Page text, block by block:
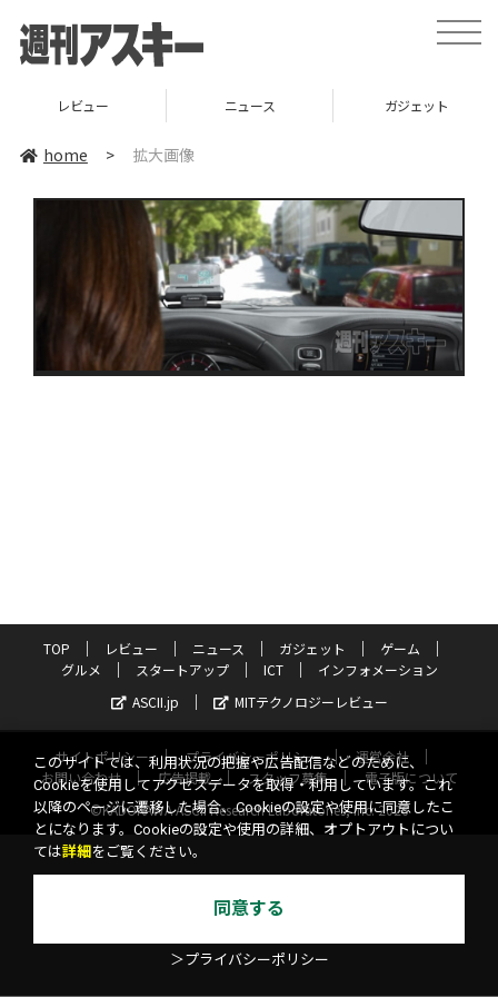
toggle
レビュー ニュース ガジェット
home > 拡大画像
TOP レビュー ニュース ガジェット
ゲーム
グルメ
スタートアップ ICT
インフォメーション
ASCII.jp
MITテクノロジーレビュー
サイトポリシー プライバシーポリシー
運営会社
お問い合わせ
広告掲載 スタッフ募集
電子版について
©KADOKAWA ASCII Research Laboratories, Inc. 2026
このサイトでは、利用状況の把握や広告配信などのために、
Cookieを使用してアクセスデータを取得・利用しています。これ
以降のページに遷移した場合、Cookieの設定や使用に同意したこ
とになります。Cookieの設定や使用の詳細、オプトアウトについ
ては詳細 をご覧ください。
同意する
＞プライバシーポリシー